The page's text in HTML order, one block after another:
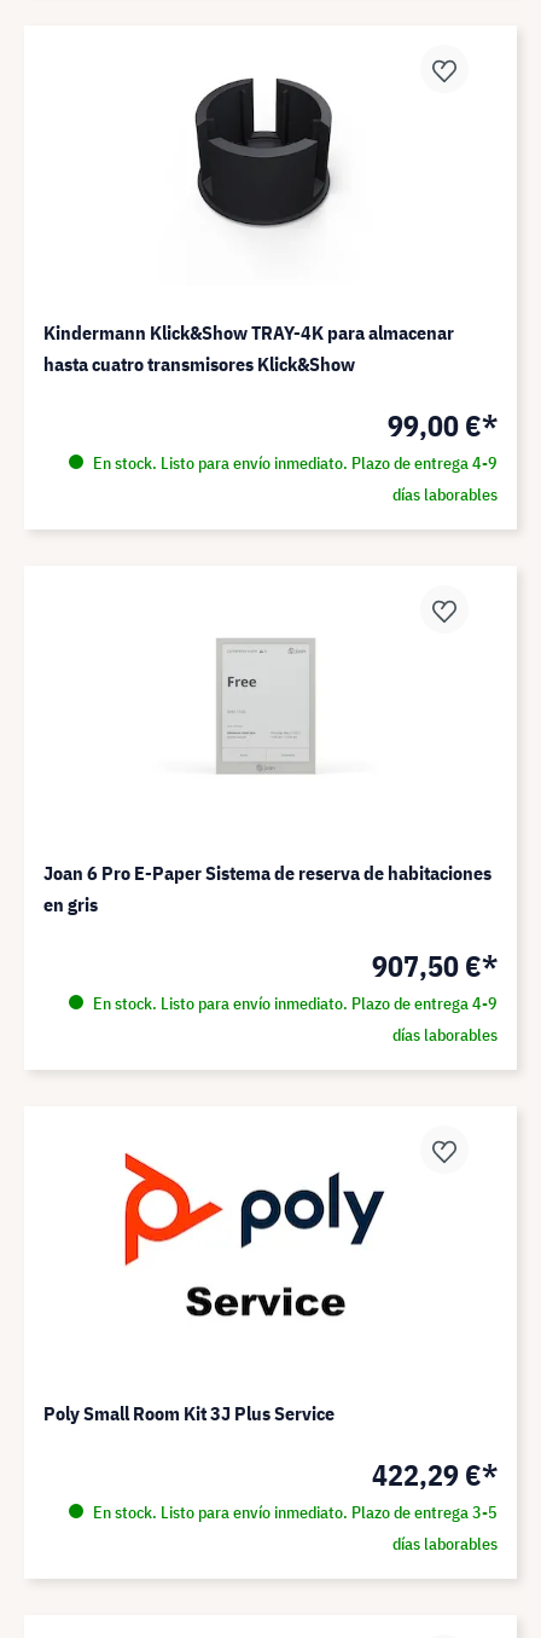
Kindermann Klick&Show TRAY-4K para almacenar
hasta cuatro transmisores Klick&Show
99,00 €*
En stock. Listo para envío inmediato. Plazo de entrega 4-9
días laborables
Joan 6 Pro E-Paper Sistema de reserva de habitaciones
en gris
907,50 €*
En stock. Listo para envío inmediato. Plazo de entrega 4-9
días laborables
Poly Small Room Kit 3J Plus Service
422,29 €*
En stock. Listo para envío inmediato. Plazo de entrega 3-5
días laborables